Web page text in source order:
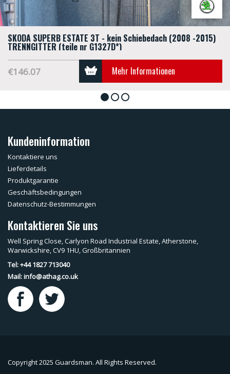
SKODA SUPERB ESTATE 3T - kein Schiebedach (2008 -2015)
TRENNGITTER (teile nr G1327D*)
€146.07 Mehr Informationen
1 2 3
Kundeninformation
Kontaktiere uns
Lieferdetails
Produktgarantie
Geschäftsbedingungen
Datenschutz-Bestimmungen
Kontaktieren Sie uns
Well Spring Close, Carlyon Road Industrial Estate, Atherstone,
Warwickshire, CV9 1HU, Großbritannien
Tel: +44 1827 713040
Mail:info@athag.co.uk
Copyright 2025 Guardsman. All Rights Reserved.